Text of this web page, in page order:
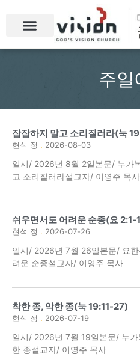
주일
잠잠하지 말고 소리질러라(눅
현석 정 2026-08-03
일시/ 2026년 8월 2일본문/ 누가
고 소리질러라설교자/ 이영주 목사
쉬우면서도 어려운 순종(요 2:1-
현석 정 2026-07-26
일시/ 2026년 7월 26일본문/ 요
려운 순종설교자/ 이영주 목사
착한 종, 악한 종(눅 19:11-27)
현석 정 2026-07-19
일시/ 2026년 7월 19일본문/ 누
한 종설교자/ 이영주 목사